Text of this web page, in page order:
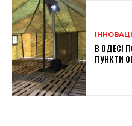
В ОДЕСІ
ПУНКТИ